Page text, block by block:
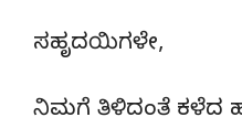
ಸಹೃದಯಿಗಳೇ,
ನಿಮಗೆ ತಿಳಿದಂತೆ ಕಳೆದ